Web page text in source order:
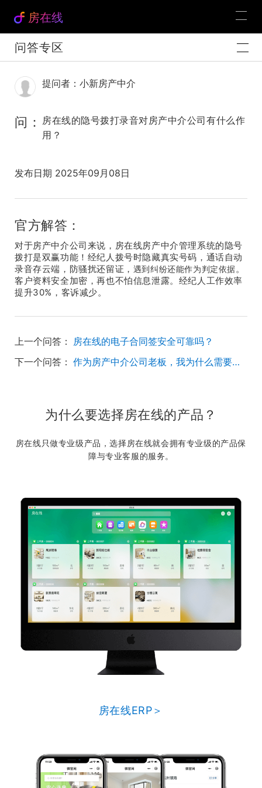
房在线
问答专区
提问者：小新房产中介
问：
房在线的隐号拨打录音对房产中介公司有什么作
用？
发布日期 2025年09月08日
官方解答：
对于房产中介公司来说，房在线房产中介管理系统的隐号
拨打是双赢功能！经纪人拨号时隐藏真实号码，通话自动
录音存云端，防骚扰还留证， 遇到纠纷还能作为判定依据。
客户资料安全加密，再也不怕信息泄露。经纪人工作效率
提升30% ，客诉减少。
上一个问答： 房在线的电子合同签安全可靠吗？
下一个问答：
作为房产中介公司老板，我为什么需要专业的房产中介管理系统，用Excel表格不行吗？
为什么要选择房在线的产品？
房在线只做专业级产品，选择房在线就会拥有专业级的产品保
障与专业客服的服务。
房在线ERP＞